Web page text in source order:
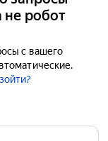
не робот
с вашего